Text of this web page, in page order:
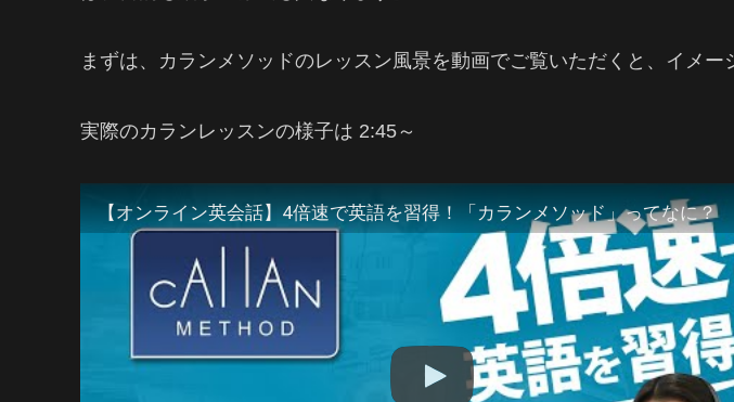
まずは、カランメソッドのレッスン風景を動画でご覧いただくと、イメー
実際のカランレッスンの様子は 2:45～
【オンライン英会話】4倍速で英語を習得！「カランメソッド」ってなに？